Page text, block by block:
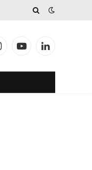
YouTubeLinkedIn